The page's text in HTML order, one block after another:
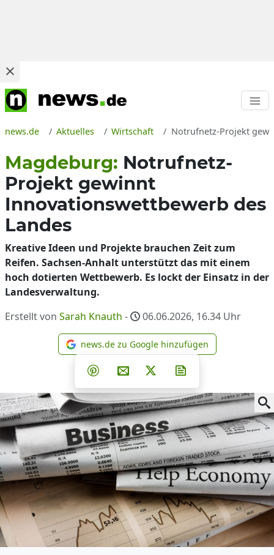
news.de Aktuelles Wirtschaft Notrufnetz-Projekt
Magdeburg: Notrufnetz-
Projekt gewinnt
Innovationswettbewerb des
Landes
Kreative Ideen und Projekte brauchen Zeit zum
Reifen. Sachsen-Anhalt unterstützt das mit einem
hoch dotierten Wettbewerb. Es lockt der Einsatz in der
Landesverwaltung.
Erstellt von Sarah Knauth - 06.06.2026, 16.34 Uhr
news.de zu Google
news.de zu Google hinzufügen
Teilen auf Facebook
Teilen auf Whatsapp
Teilen auf Telegram
Teilen auf Pinterest
Per E-Mail teilen
Post auf X